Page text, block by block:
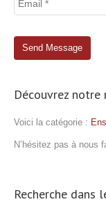
Découvrez
Voici la catégorie :
N’hésitez pas à nous
Recherche dans